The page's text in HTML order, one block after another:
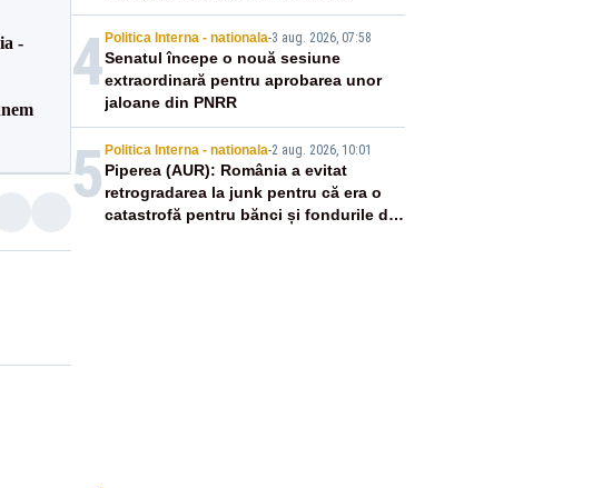
-
4 Politica Interna - nationala-3 aug. 2026, 07:58
Senatul începe o nouă sesiune
extraordinară pentru aprobarea unor
jaloane din PNRR
5 Politica Interna - nationala-2 aug. 2026, 10:01
Piperea (AUR): România a evitat
retrogradarea la junk pentru că era o
catastrofă pentru bănci și fondurile de